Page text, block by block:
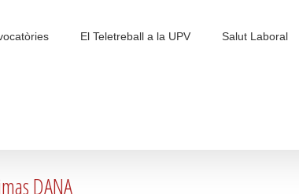
El Teletreball a la UPV Salut Laboral
DANA